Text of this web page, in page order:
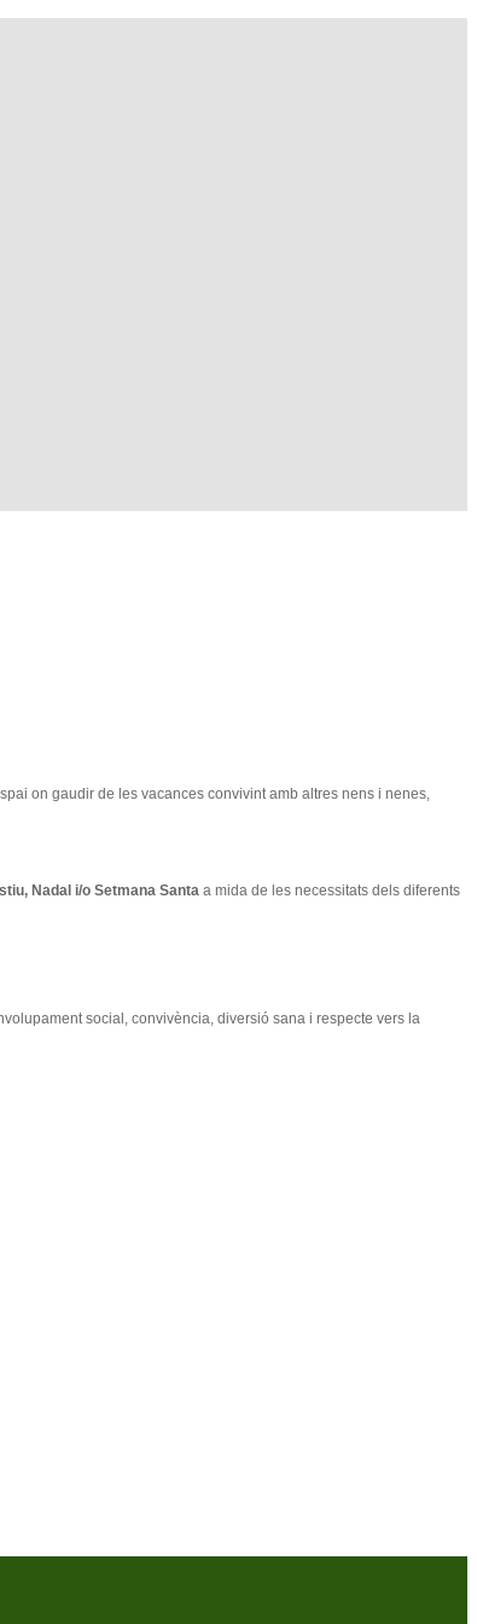
on gaudir de les vacances convivint amb altres nens i nenes,
Nadal i/o Setmana Santa a mida de les necessitats dels diferents
social, convivència, diversió sana i respecte vers la